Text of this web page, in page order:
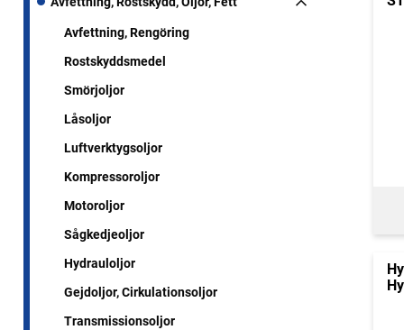
Avfettning, Rengöring
Rostskyddsmedel
Smörjoljor
Låsoljor
Luftverktygsoljor
Kompressoroljor
Motoroljor
Sågkedjeoljor
Hydrauloljor
Gejdoljor, Cirkulationsoljor
Transmissionsoljor